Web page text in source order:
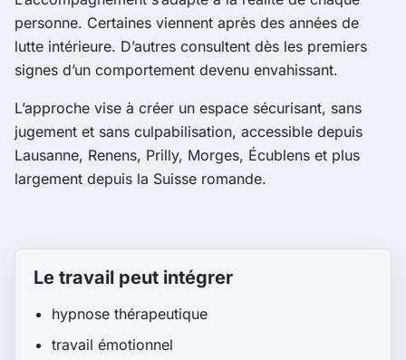
personne. Certaines viennent après des années de
lutte intérieure. D’autres consultent dès les premiers
signes d’un comportement devenu envahissant.
L’approche vise à créer un espace sécurisant, sans
jugement et sans culpabilisation, accessible depuis
Lausanne, Renens, Prilly, Morges, Écublens et plus
largement depuis la Suisse romande.
Le travail peut intégrer
hypnose thérapeutique
travail émotionnel